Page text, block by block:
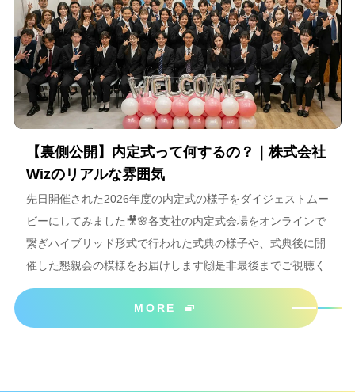
【裏側公開】内定式って何するの？｜株式会社
Wizのリアルな雰囲気
先日開催された2026年度の内定式の様子をダイジェストムー
ビーにしてみました🎥🌸各支社の内定式会場をオンラインで
繋ぎハイブリッド形式で行われた式典の様子や、式典後に開
催した懇親会の模様をお届けします🙌是非最後までご視聴く
ださいね＾＾
MORE